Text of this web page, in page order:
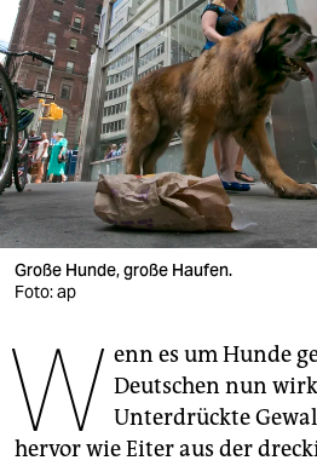
verlag
verlag
veranstaltungen
shop
fragen & hilfe
unterstützen
genossenschaft
epaper login
Große Hunde, große Haufen.
Foto: ap
W enn es um Hunde
Deutschen nun
Unterdrückte
hervor wie Eiter aus der